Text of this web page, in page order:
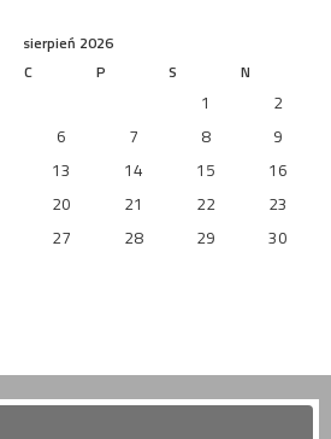
sierpień 2026
C P S N
1
2
6 7 8
9
13 14 15
16
20 21 22
23
27 28 29
30